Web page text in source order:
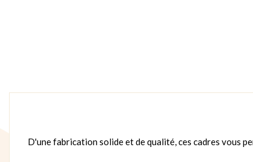
D'une fabrication solide et de qualité, ces cadres vous